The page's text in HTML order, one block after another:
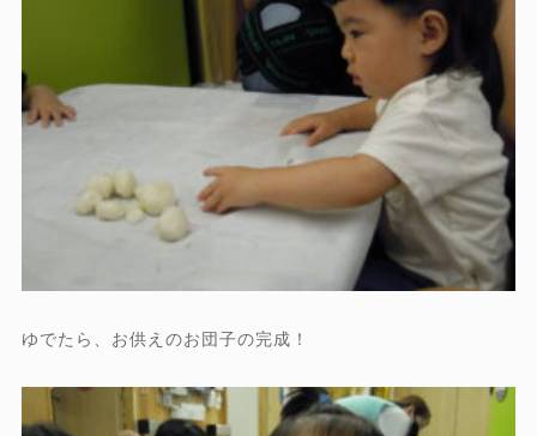
ゆでたら、お供えのお団子の完成！